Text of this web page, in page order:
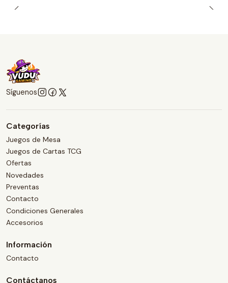
Síguenos
Categorías
Juegos de Mesa
Juegos de Cartas TCG
Ofertas
Novedades
Preventas
Contacto
Condiciones Generales
Accesorios
Información
Contacto
Contáctanos